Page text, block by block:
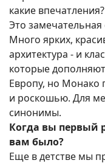
какие впечатления?
Это замечательная
Много ярких,
архитектура - и
которые
Европу, но Монако
и роскошью. Для
синонимы.
Когда вы первый
вам было?
Еще в детстве мы